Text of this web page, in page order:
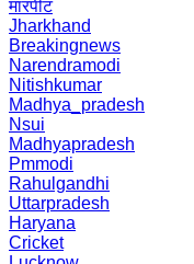
मारपीट
Jharkhand
Breakingnews
Narendramodi
Nitishkumar
Madhya_pradesh
Nsui
Madhyapradesh
Pmmodi
Rahulgandhi
Uttarpradesh
Haryana
Cricket